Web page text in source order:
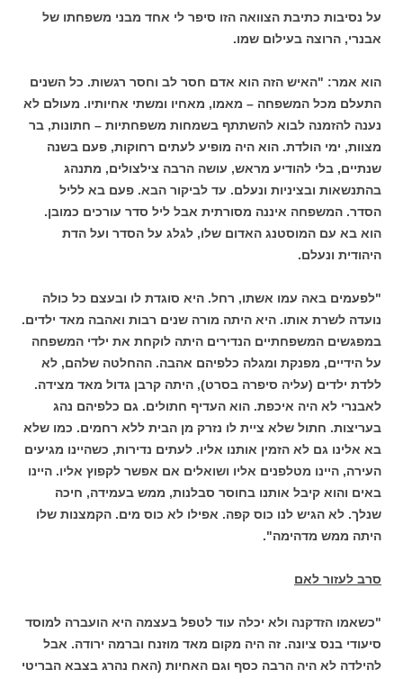
על נסיבות כתיבת הצוואה הזו סיפר לי אחד מבני משפחתו של
אבנרי, הרוצה בעילום שמו.
הוא אמר: "האיש הזה הוא אדם חסר לב וחסר רגשות. כל השנים
התעלם מכל המשפחה – מאמו, מאחיו ומשתי אחיותיו. מעולם לא
נענה להזמנה לבוא להשתתף בשמחות משפחתיות – חתונות, בר
מצוות, ימי הולדת. הוא היה מופיע לעתים רחוקות, פעם בשנה
שנתיים, בלי להודיע מראש, עושה הרבה צילצולים, מתנהג
בהתנשאות ובציניות ונעלם. עד לביקור הבא. פעם בא לליל
הסדר. המשפחה איננה מסורתית אבל ליל סדר עורכים כמובן.
הוא בא עם המוסטנג האדום שלו, לגלג על הסדר ועל הדת
היהודית ונעלם.
"לפעמים באה עמו אשתו, רחל. היא סוגדת לו ובעצם כל כולה
נועדה לשרת אותו. היא היתה מורה שנים רבות ואהבה מאד ילדים.
במפגשים המשפחתיים הנדירים היתה לוקחת את ילדי המשפחה
על הידיים, מפנקת ומגלה כלפיהם אהבה. ההחלטה שלהם, לא
ללדת ילדים (עליה סיפרה בסרט), היתה קרבן גדול מאד מצידה.
לאבנרי לא היה איכפת. הוא העדיף חתולים. גם כלפיהם נהג
בעריצות. חתול שלא ציית לו נזרק מן הבית ללא רחמים. כמו שלא
בא אלינו גם לא הזמין אותנו אליו. לעתים נדירות, כשהיינו מגיעים
העירה, היינו מטלפנים אליו ושואלים אם אפשר לקפוץ אליו. היינו
באים והוא קיבל אותנו בחוסר סבלנות, ממש בעמידה, חיכה
שנלך. לא הגיש לנו כוס קפה. אפילו לא כוס מים. הקמצנות שלו
היתה ממש מדהימה".
סרב לעזור לאם
"כשאמו הזדקנה ולא יכלה עוד לטפל בעצמה היא הועברה למוסד
סיעודי בנס ציונה. זה היה מקום מאד מוזנח וברמה ירודה. אבל
להילדה לא היה הרבה כסף וגם האחיות (האח נהרג בצבא הבריטי